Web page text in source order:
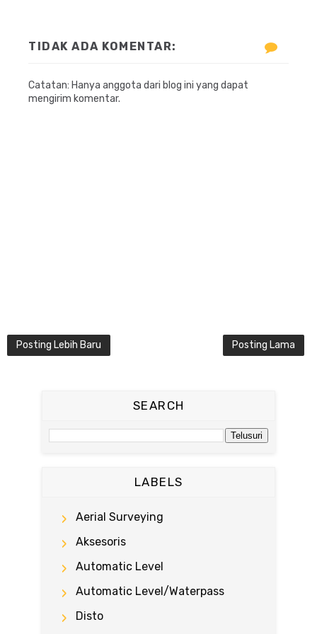
TIDAK ADA KOMENTAR:
Catatan: Hanya anggota dari blog ini yang dapat
mengirim komentar.
Posting Lebih Baru Posting Lama
SEARCH
LABELS
Aerial Surveying
Aksesoris
Automatic Level
Automatic Level/waterpass
Disto